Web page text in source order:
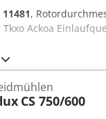
11481,
Ackoa
CS 750/600